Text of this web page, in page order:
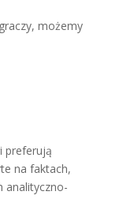
możemy
preferują
na faktach,
analityczno-